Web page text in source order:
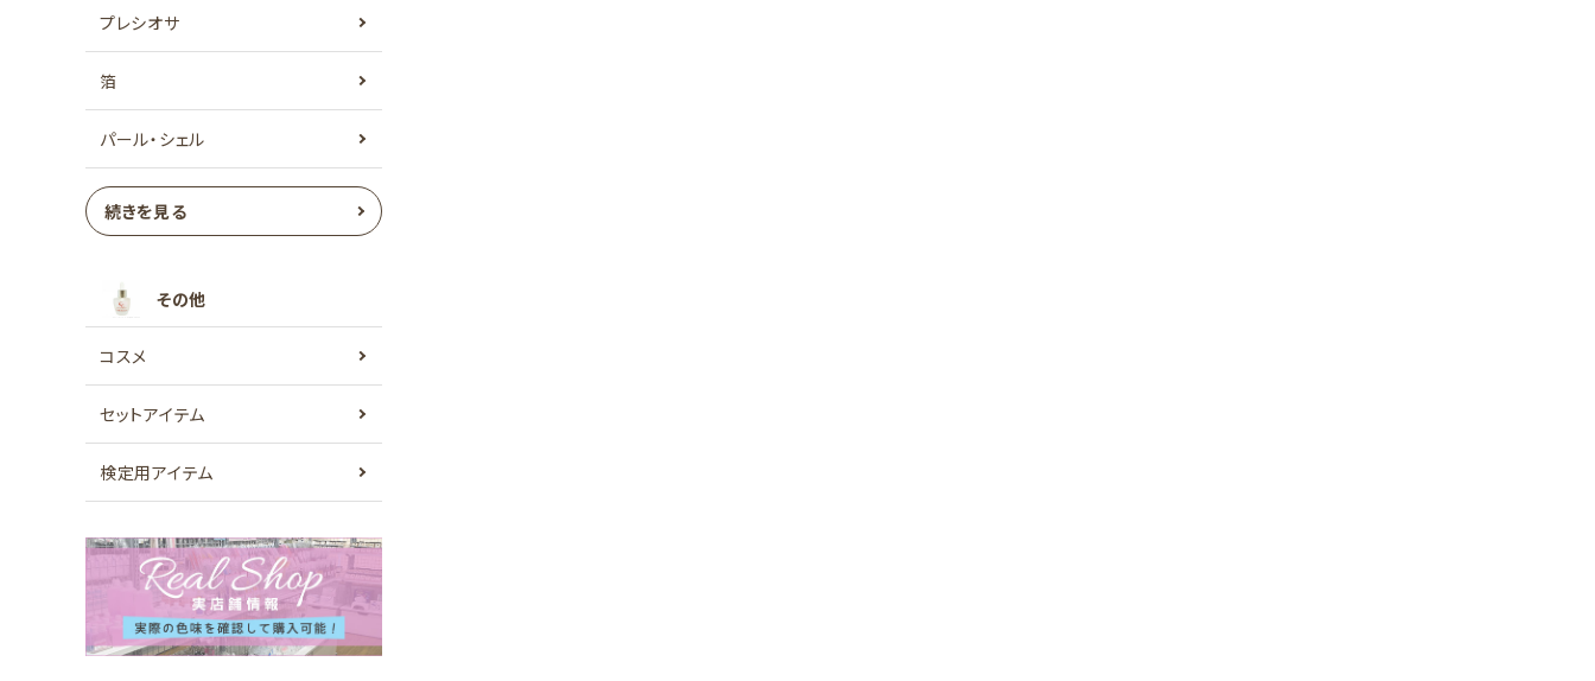
プレシオサ
箔
パール・シェル
続きを見る
その他
コスメ
セットアイテム
検定用アイテム